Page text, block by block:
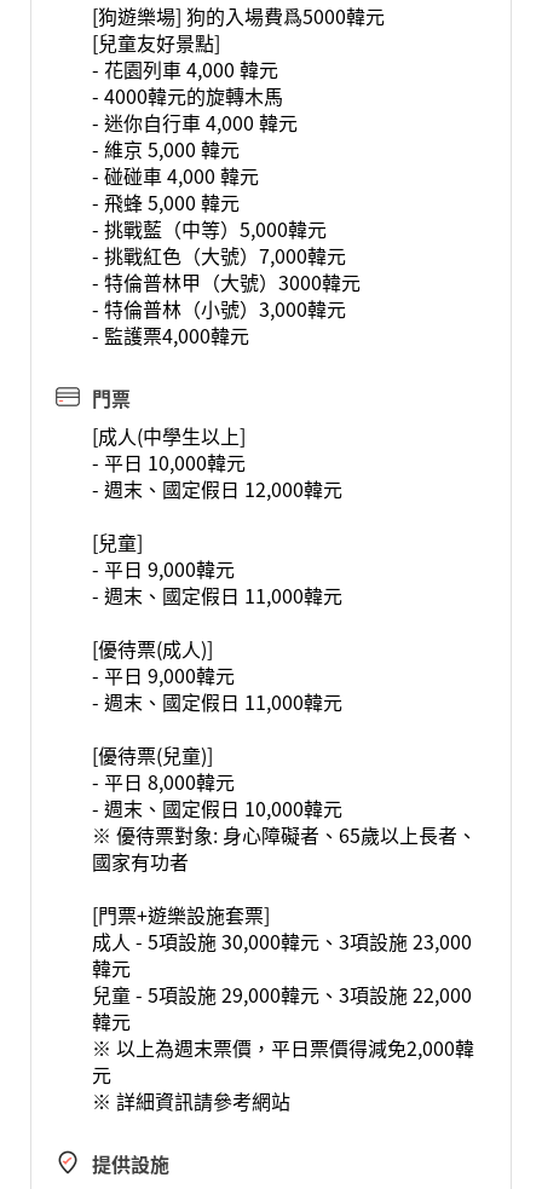
[狗遊樂場] 狗的入場費爲5000韓元
[兒童友好景點]
- 花園列車 4,000 韓元
- 4000韓元的旋轉木馬
- 迷你自行車 4,000 韓元
- 維京 5,000 韓元
- 碰碰車 4,000 韓元
- 飛蜂 5,000 韓元
- 挑戰藍（中等）5,000韓元
- 挑戰紅色（大號）7,000韓元
- 特倫普林甲（大號）3000韓元
- 特倫普林（小號）3,000韓元
- 監護票4,000韓元
門票
[成人(中學生以上]
- 平日 10,000韓元
- 週末、國定假日 12,000韓元
[兒童]
- 平日 9,000韓元
- 週末、國定假日 11,000韓元
[優待票(成人)]
- 平日 9,000韓元
- 週末、國定假日 11,000韓元
[優待票(兒童)]
- 平日 8,000韓元
- 週末、國定假日 10,000韓元
※ 優待票對象: 身心障礙者、65歲以上長者、
國家有功者
[門票+遊樂設施套票]
成人 - 5項設施 30,000韓元、3項設施 23,000
韓元
兒童 - 5項設施 29,000韓元、3項設施 22,000
韓元
※ 以上為週末票價，平日票價得減免2,000韓
元
※ 詳細資訊請參考網站
提供設施